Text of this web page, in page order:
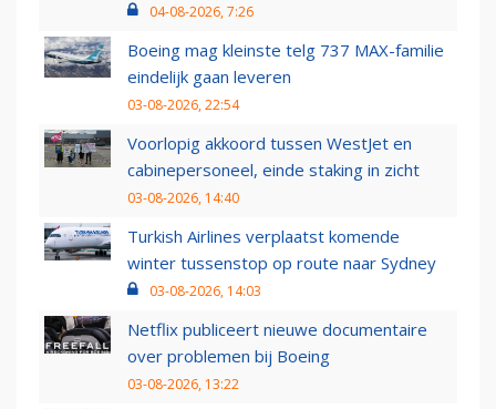
04-08-2026, 7:26
Boeing mag kleinste telg 737 MAX-familie
eindelijk gaan leveren
03-08-2026, 22:54
Voorlopig akkoord tussen WestJet en
cabinepersoneel, einde staking in zicht
03-08-2026, 14:40
Turkish Airlines verplaatst komende
winter tussenstop op route naar Sydney
03-08-2026, 14:03
Netflix publiceert nieuwe documentaire
over problemen bij Boeing
03-08-2026, 13:22